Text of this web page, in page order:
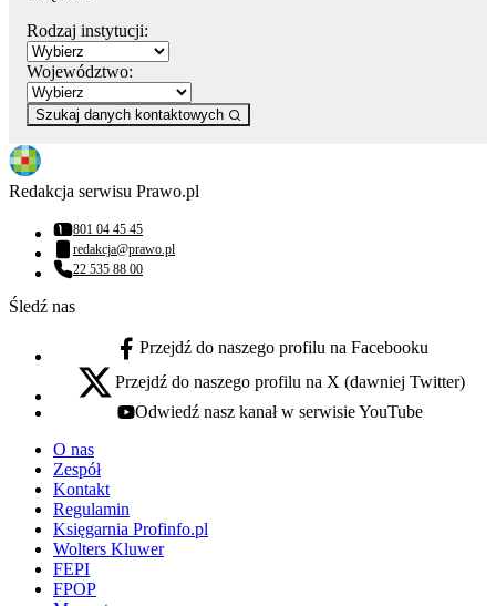
Rodzaj instytucji:
Województwo:
Szukaj danych kontaktowych
Redakcja serwisu Prawo.pl
Numer telefonu:
801 04 45 45
Adres email:
redakcja@prawo.pl
Numer telefonu:
22 535 88 00
Śledź nas
facebook - otwiera się w nowej karcie
Przejdź do naszego profilu na Facebooku
x - otwiera się w nowej karcie
Przejdź do naszego profilu na X (dawniej Twitter)
youtube - otwiera się w nowej karcie
Odwiedź nasz kanał w serwisie YouTube
O nas
Zespół
Kontakt
Regulamin
Księgarnia Profinfo.pl
Wolters Kluwer
FEPI
FPOP